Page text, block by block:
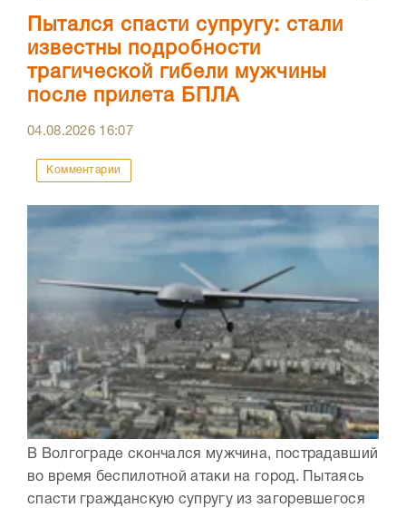
Пытался спасти супругу: стали
известны подробности
трагической гибели мужчины
после прилета БПЛА
04.08.2026 16:07
Комментарии
В Волгограде скончался мужчина, пострадавший
во время беспилотной атаки на город. Пытаясь
спасти гражданскую супругу из загоревшегося